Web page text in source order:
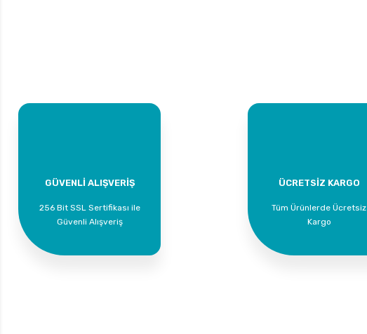
GÜVENLİ ALIŞVERİŞ
256 Bit SSL Sertifikası ile
Güvenli Alışveriş
ÜCRETSİZ KARGO
Tüm Ürünlerde Ücretsiz
Kargo